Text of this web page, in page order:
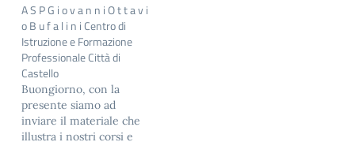
A S P G i o v a n n i O t t a v i
o B u f a l i n i Centro di
Istruzione e Formazione
Professionale Città di
Castello
Buongiorno, con la
presente siamo ad
inviare il materiale che
illustra i nostri corsi e